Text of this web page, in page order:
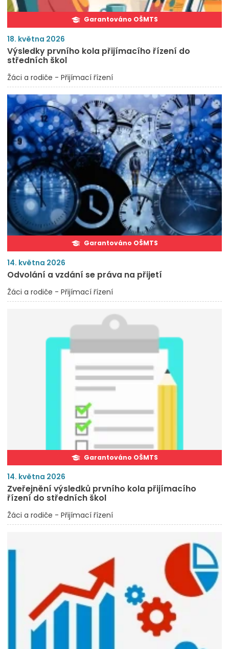
Garantováno OŠMTS
18. května 2026
Výsledky prvního kola přijímacího řízení do
středních škol
Žáci a rodiče - Přijímací řízení
Garantováno OŠMTS
14. května 2026
Odvolání a vzdání se práva na přijetí
Žáci a rodiče - Přijímací řízení
Garantováno OŠMTS
14. května 2026
Zveřejnění výsledků prvního kola přijímacího
řízení do středních škol
Žáci a rodiče - Přijímací řízení